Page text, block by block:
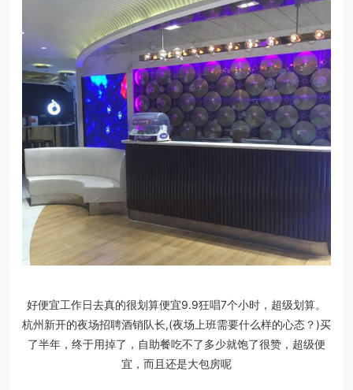
好便宜工作日去真的很划算便宜9.9狂唱7个小时，超级划算。
杭州新开的夜场招聘酒销队长,(夜场上班需要什么样的心态？)买
了半年，终于用掉了，自助餐吃不了多少就饱了很赞，超级便
宜，而且还是大包房呢